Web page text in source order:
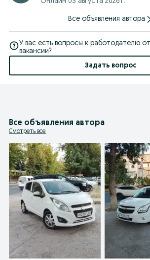
Все объявления автора
У вас есть вопросы к работодателю
вакансии?
Задать вопрос
Все объявления автора
Смотреть все